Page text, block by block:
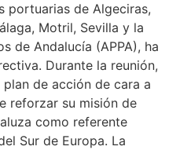
portuarias de Algeciras,
Motril, Sevilla y la
de Andalucía (APPA), ha
Durante la reunión,
de acción de cara a
reforzar su misión de
como referente
Sur de Europa. La